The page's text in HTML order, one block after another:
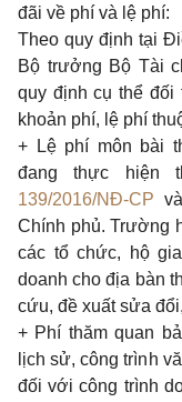
đãi về phí và lệ phí:
Theo quy định tại
Bộ trưởng Bộ Tài
quy định cụ thể
khoản phí, lệ phí
+ Lệ phí môn bài
đang thực hiện
139/2016/NĐ-CP
Chính phủ. Trường
các tổ chức, hộ
doanh cho địa bàn
cứu, đề xuất sửa
+ Phí thăm quan
lịch sử, công trình
đối với công trình